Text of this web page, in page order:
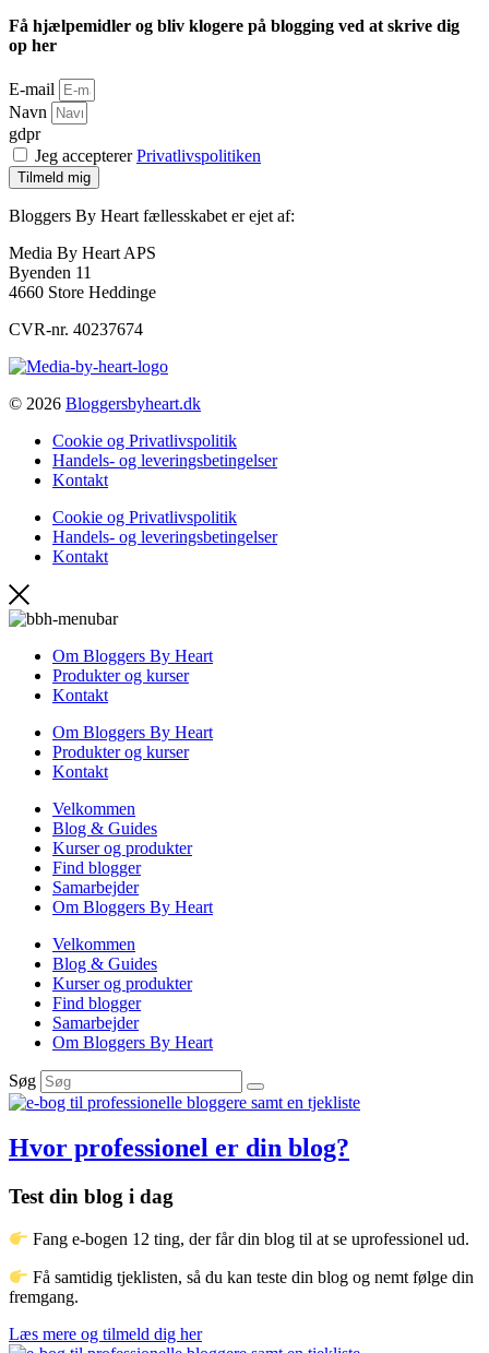
Få hjælpemidler og bliv klogere på blogging ved at skrive dig
op her
E-mail
Navn
gdpr
Jeg acceptererPrivatlivspolitiken
Tilmeld mig
Bloggers By Heart fællesskabet er ejet af:
Media By Heart APS
Byenden 11
4660 Store Heddinge
CVR-nr. 40237674
© 2026 Bloggersbyheart.dk
Cookie og Privatlivspolitik
Handels- og leveringsbetingelser
Kontakt
Cookie og Privatlivspolitik
Handels- og leveringsbetingelser
Kontakt
Om Bloggers By Heart
Produkter og kurser
Kontakt
Om Bloggers By Heart
Produkter og kurser
Kontakt
Velkommen
Blog & Guides
Kurser og produkter
Find blogger
Samarbejder
Om Bloggers By Heart
Velkommen
Blog & Guides
Kurser og produkter
Find blogger
Samarbejder
Om Bloggers By Heart
Søg
Hvor professionel er din blog?
Test din blog i dag
Fang e-bogen 12 ting, der får din blog til at se uprofessionel ud.
Få samtidig tjeklisten, så du kan teste din blog og nemt følge din
fremgang.
Læs mere og tilmeld dig her